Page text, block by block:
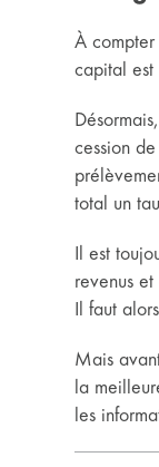
À compter
capital
cession
total un
Il est
revenus
Il faut
Mais
la
les